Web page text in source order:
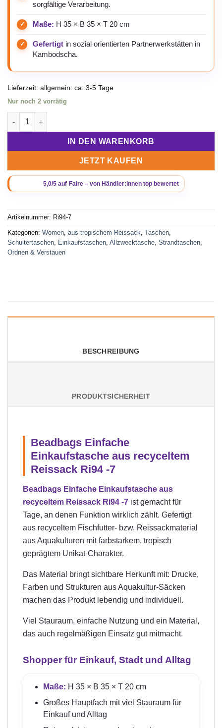
sorgfältige Verarbeitung.
Maße: H 35 × B 35 × T 20 cm
Gefertigt in sozial orientierten Partnerwerkstätten in
Kambodscha.
Lieferzeit: allgemein: ca. 3-5 Tage
Nur noch 2 vorrätig
Beadbags Einfache Einkaufstasche aus recycelten Reissack
IN DEN WARENKORB
JETZT KAUFEN
Artikelnummer: Ri94-7
Kategorien: Women, aus tropischem Reissack, Taschen,
Schultertaschen, Einkaufstaschen, Allzwecktasche, Strandtaschen,
Ordnen & Verstauen
BESCHREIBUNG
PRODUKTSICHERHEIT
Beadbags Einfache
Einkaufstasche aus recyceltem
Reissack Ri94 -7
Beadbags Einfache Einkaufstasche aus
recyceltem Reissack Ri94 -7 ist gemacht für
Tage, an denen Funktion wirklich zählt. Gefertigt
aus recyceltem Fischfutter- bzw. Reissackmaterial
aus Aquakulturen mit farbstarkem, tropisch
geprägtem Unikat-Charakter.
Das Material bringt sichtbare Herkunft mit: Drucke,
Farben und Strukturen aus Aquakultur-Säcken
machen das Produkt lebendig und individuell.
Viel Stauraum, einfache Nutzung und ein Material,
das auch regelmäßigen Einsatz gut mitmacht.
Shopper für Einkauf, Stadt und Alltag
Maße: H 35 × B 35 × T 20 cm
Großes Hauptfach mit viel Stauraum für
Einkauf und Alltag